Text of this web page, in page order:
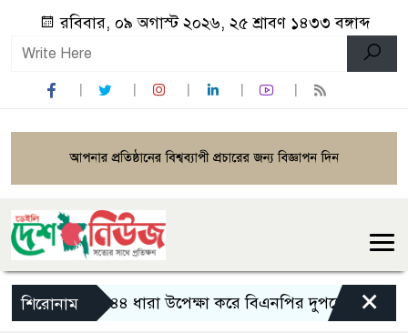
রবিবার, ০৯ অগাস্ট ২০২৬, ২৫ শ্রাবণ ১৪৩৩ বঙ্গাব্দ
শিরোনাম১৪৪ ধারা উপেক্ষা করে বিএনপির দুপক্ষের মিছিল-
×